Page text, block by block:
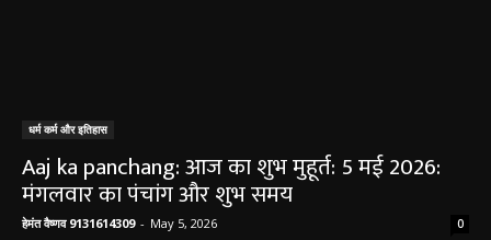
धर्म कर्म और इतिहास
Aaj ka panchang: आज का शुभ मुहूर्त: 5 मई 2026:
मंगलवार का पंचांग और शुभ समय
हेमंत वैष्णव 9131614309 - May 5, 2026 0